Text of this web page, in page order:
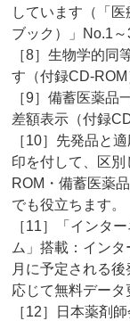
しています（「
ブック）」No.1～
［8］生物学的同
す（付録CD-ROM
［9］備蓄医薬品
差額表示（付録
［10］先発品と
印を付して、区
ROM・備蓄医薬
でも役立ちます。
［11］「インタ
ム」搭載：イン
月に予定される
応じて無料データ
［12］日本薬剤